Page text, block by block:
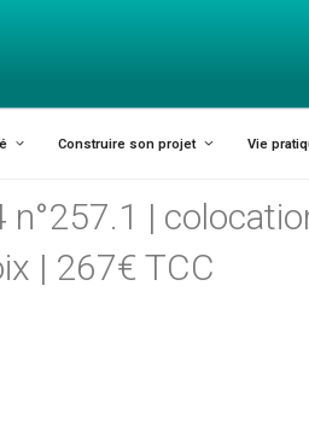
Construire son projet Vie
n°257.1 |
| 267€ TCC